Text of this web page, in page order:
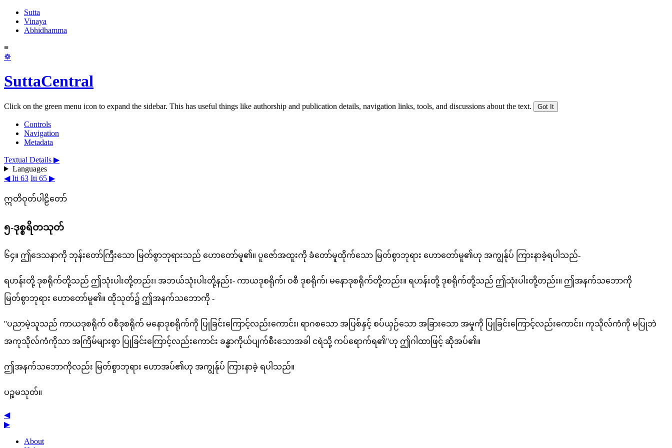
Sutta
Vinaya
Abhidhamma
≡
☸
SuttaCentral
Click on the green menu icon to expand the sidebar. This has useful things like authorship and publication details, navigation links, tools, and discussions about the text. Got It
Controls
Navigation
Metadata
Textual Details ▶
Languages
◀ Iti 63 Iti 65 ▶
ဣတိဝုတ်ပါဠိတော်
၅-ဒုစ္စရိတသုတ်
၆၄။ ဤဒေသနာကို ဘုန်းတော်ကြီးသော မြတ်စွာဘုရားသည် ဟောတော်မူ၏။ ပူဇော်အထူးကို ခံတော်မူထိုက်သော မြတ်စွာဘုရား ဟောတော်မူ၏ဟု အကျွန်ုပ် ကြားနာခဲ့ရပါသည်-
ရဟန်းတို့ ဒုစရိုက်တို့သည် ဤသုံးပါးတို့တည်း၊ အဘယ်သုံးပါးတို့နည်း- ကာယဒုစရိုက်၊ ဝစီ ဒုစရိုက်၊ မနောဒုစရိုက်တို့တည်း။ ရဟန်းတို့ ဒုစရိုက်တို့သည် ဤသုံးပါးတို့တည်း။ ဤအနက်သဘောကို
မြတ်စွာဘုရား ဟောတော်မူ၏။ ထိုသုတ်၌ ဤအနက်သဘောကို -
''ပညာမဲ့သူသည် ကာယဒုစရိုက် ဝစီဒုစရိုက် မနောဒုစရိုက်ကို ပြုခြင်းကြောင့်လည်းကောင်း၊ ရာဂစသော အပြစ်နှင့် စပ်ယှဉ်သော အခြားသော အမှုကို ပြုခြင်းကြောင့်လည်းကောင်း၊ ကုသိုလ်ကံကို မပြုဘဲ
အကုသိုလ်ကံကိုသာ အကြိမ်များစွာ ပြုခြင်းကြောင့်လည်းကောင်း ခန္ဓာကိုယ်ပျက်စီးသောအခါ ငရဲသို့ ကပ်ရောက်ရ၏''ဟု ဤဂါထာဖြင့် ဆိုအပ်၏။
ဤအနက်သဘောကိုလည်း မြတ်စွာဘုရား ဟောအပ်၏ဟု အကျွန်ုပ် ကြားနာခဲ့ ရပါသည်။
ပဉ္စမသုတ်။
◀
▶
About